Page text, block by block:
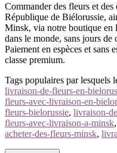
Commander des fleurs et
République de Biélorussie,
Minsk, via notre boutique en
dans le monde, sans jours
Paiement en espèces et sans
classe premium.
Tags populaires par lesquels
livraison-de-fleurs-en-
fleurs-avec-livraison-en-
fleurs-bielorussie, livraison-
fleurs-avec-livraison-a-minsk,
acheter-des-fleurs-minsk,